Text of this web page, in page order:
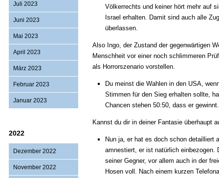
Juli 2023
Juni 2023
Mai 2023
April 2023
März 2023
Februar 2023
Januar 2023
2022
Dezember 2022
November 2022
Völkerrechts und keiner hört mehr auf
Israel erhalten. Damit sind auch alle
überlassen.
Also Ingo, der Zustand der gegenwärtigen
Menschheit vor einer noch schlimmeren
als Horrorszenario vorstellen.
Du meinst die Wahlen in den USA,
Stimmen für den Sieg erhalten sollte,
Chancen stehen 50:50, dass er gewinnt.
Kannst du dir in deiner Fantasie überhaupt
Nun ja, er hat es doch schon detailliert
amnestiert, er ist natürlich
seiner Gegner, vor allem auch in der
Hosen voll. Nach einem kurzen